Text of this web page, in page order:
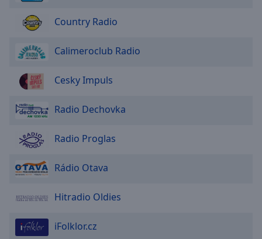
Country Radio
Calimeroclub Radio
Cesky Impuls
Radio Dechovka
Radio Proglas
Rádio Otava
Hitradio Oldies
iFolklor.cz